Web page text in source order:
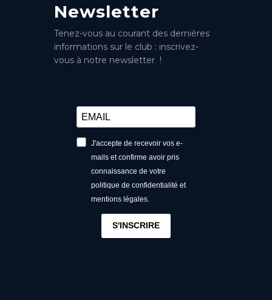
Newsletter
Tenez-vous au courant des dernières
informations sur le club : inscrivez-
vous à notre newsletter !
J'accepte de recevoir vos e-
mails et confirme avoir pris
connaissance de votre
politique de confidentialité et
mentions légales.
S'INSCRIRE